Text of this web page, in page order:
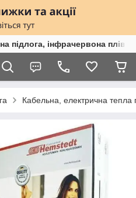
підлога, інфрачервона
Кабельна, електрична